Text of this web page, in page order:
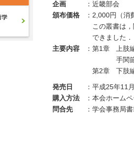
企画
： 近畿部会
頒布価格
： 2,000円（消
この叢書は
できました．
主要内容
： 第1章
上肢
手関
第2章
下肢
発売日 ： 平成25年11
購入方法
： 本会ホームペ
問合先
： 学会事務